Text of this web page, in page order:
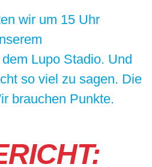
wir um 15 Uhr
Lupo Stadio. Und
so viel zu sagen. Die
brauchen Punkte.